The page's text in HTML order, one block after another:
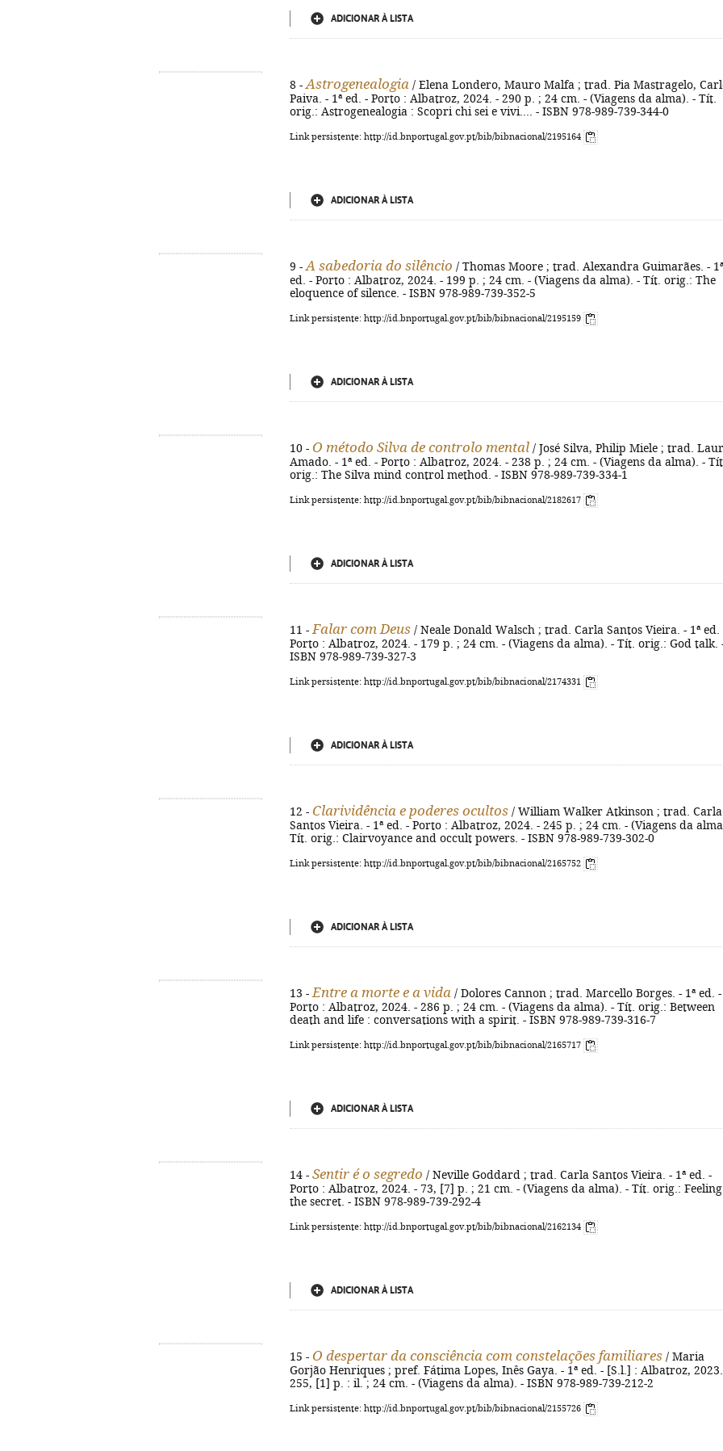
ADICIONAR À LISTA
8 - Astrogenealogia / Elena Londero, Mauro Malfa ; trad. Pia Mastragelo,
Paiva. - 1ª ed. - Porto : Albatroz, 2024. - 290 p. ; 24 cm. - (Viagens da alma). - Tít.
orig.: Astrogenealogia : Scopri chi sei e vivi.... - ISBN 978-989-739-344-0
Link persistente: http://id.bnportugal.gov.pt/bib/bibnacional/2195164
ADICIONAR À LISTA
9 - A sabedoria do silêncio / Thomas Moore ; trad. Alexandra Guimarães. - 1ª
ed. - Porto : Albatroz, 2024. - 199 p. ; 24 cm. - (Viagens da alma). - Tít. orig.: The
eloquence of silence. - ISBN 978-989-739-352-5
Link persistente: http://id.bnportugal.gov.pt/bib/bibnacional/2195159
ADICIONAR À LISTA
10 - O método Silva de controlo mental / José Silva, Philip Miele ; trad.
Amado. - 1ª ed. - Porto : Albatroz, 2024. - 238 p. ; 24 cm. - (Viagens da alma). -
orig.: The Silva mind control method. - ISBN 978-989-739-334-1
Link persistente: http://id.bnportugal.gov.pt/bib/bibnacional/2182617
ADICIONAR À LISTA
11 - Falar com Deus / Neale Donald Walsch ; trad. Carla Santos Vieira. - 1ª ed.
Porto : Albatroz, 2024. - 179 p. ; 24 cm. - (Viagens da alma). - Tít. orig.: God talk.
ISBN 978-989-739-327-3
Link persistente: http://id.bnportugal.gov.pt/bib/bibnacional/2174331
ADICIONAR À LISTA
12 - Clarividência e poderes ocultos / William Walker Atkinson ; trad. Carla
Santos Vieira. - 1ª ed. - Porto : Albatroz, 2024. - 245 p. ; 24 cm. - (Viagens da
Tít. orig.: Clairvoyance and occult powers. - ISBN 978-989-739-302-0
Link persistente: http://id.bnportugal.gov.pt/bib/bibnacional/2165752
ADICIONAR À LISTA
13 - Entre a morte e a vida / Dolores Cannon ; trad. Marcello Borges. - 1ª ed. -
Porto : Albatroz, 2024. - 286 p. ; 24 cm. - (Viagens da alma). - Tít. orig.: Between
death and life : conversations with a spirit. - ISBN 978-989-739-316-7
Link persistente: http://id.bnportugal.gov.pt/bib/bibnacional/2165717
ADICIONAR À LISTA
14 - Sentir é o segredo / Neville Goddard ; trad. Carla Santos Vieira. - 1ª ed. -
Porto : Albatroz, 2024. - 73, [7] p. ; 21 cm. - (Viagens da alma). - Tít. orig.:
the secret. - ISBN 978-989-739-292-4
Link persistente: http://id.bnportugal.gov.pt/bib/bibnacional/2162134
ADICIONAR À LISTA
15 - O despertar da consciência com constelações familiares / Maria
Gorjão Henriques ; pref. Fátima Lopes, Inês Gaya. - 1ª ed. - [S.l.] : Albatroz,
255, [1] p. : il. ; 24 cm. - (Viagens da alma). - ISBN 978-989-739-212-2
Link persistente: http://id.bnportugal.gov.pt/bib/bibnacional/2155726